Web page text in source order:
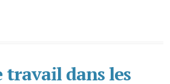
travail dans les